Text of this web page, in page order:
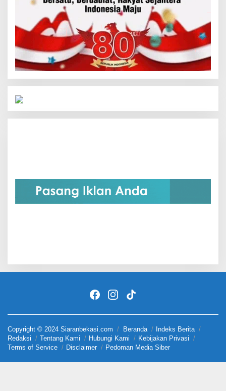
Copyright © 2024 Siaranbekasi.com Beranda
Indeks Berita
Redaksi
Tentang Kami Hubungi Kami
Kebijakan Privasi
Terms of Service
Disclaimer Pedoman Media Siber